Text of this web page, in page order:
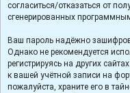
согласиться/отказаться от
сгенерированных
Ваш пароль надёжно
Однако не рекомендуется
регистрируясь на других
к вашей учётной записи на
пожалуйста, храните его в